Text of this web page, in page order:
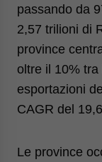
passando da
2,57 trilioni di
province
oltre il 10%
esportazioni
CAGR del
Le province